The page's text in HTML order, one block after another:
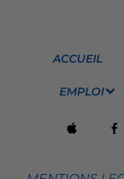
ACCUEIL
EMPLOI